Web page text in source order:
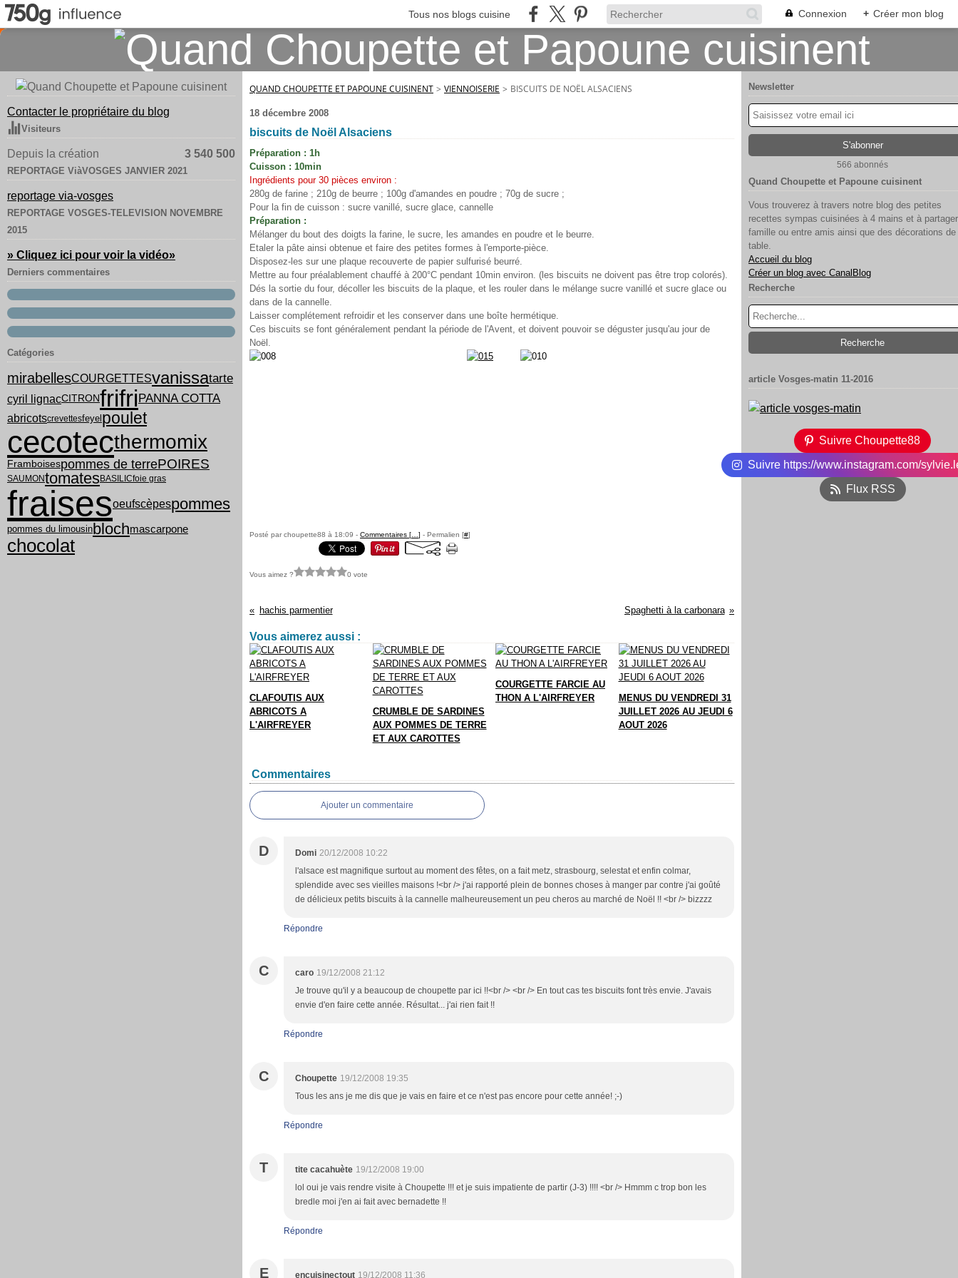
Tous nos blogs cuisine Connexion + Créer mon blog
Contacter le propriétaire du blog
Visiteurs
Depuis la création 3 540 500
REPORTAGE ViàVOSGES JANVIER 2021
reportage via-vosges
REPORTAGE VOSGES-TELEVISION NOVEMBRE
2015
» Cliquez ici pour voir la vidéo»
Derniers commentaires
Catégories
mirabellesCOURGETTESvanissatarte
cyril lignacCITRONfrifriPANNA COTTA
abricotscrevettesfeyelpoulet
cecotecthermomix
Framboisespommes de terrePOIRES
SAUMONtomatesBASILICfoie gras
fraisesoeufscèpespommes
pommes du limousinblochmascarpone
chocolat
QUAND CHOUPETTE ET PAPOUNE CUISINENT > VIENNOISERIE > BISCUITS DE NOËL ALSACIENS
18 décembre 2008
biscuits de Noël Alsaciens
Préparation : 1h
Cuisson : 10min
Ingrédients pour 30 pièces environ :
280g de farine ; 210g de beurre ; 100g d'amandes en poudre ; 70g de sucre ;
Pour la fin de cuisson : sucre vanillé, sucre glace, cannelle
Préparation :
Mélanger du bout des doigts la farine, le sucre, les amandes en poudre et le beurre.
Etaler la pâte ainsi obtenue et faire des petites formes à l'emporte-pièce.
Disposez-les sur une plaque recouverte de papier sulfurisé beurré.
Mettre au four préalablement chauffé à 200°C pendant 10min environ. (les biscuits ne doivent pas être trop colorés).
Dés la sortie du four, décoller les biscuits de la plaque, et les rouler dans le mélange sucre vanillé et sucre glace ou
dans de la cannelle.
Laisser complétement refroidir et les conserver dans une boîte hermétique.
Ces biscuits se font généralement pendant la période de l'Avent, et doivent pouvoir se déguster jusqu'au jour de
Noël.
Posté par choupette88 à 18:09 - Commentaires [ ] - Permalien [#]
Vous aimez ? 0 vote
hachis parmentier Spaghetti à la carbonara
Vous aimerez aussi :
CLAFOUTIS AUX
ABRICOTS A
L'AIRFREYER
CRUMBLE DE SARDINES
AUX POMMES DE TERRE
ET AUX CAROTTES
COURGETTE FARCIE AU
THON A L'AIRFREYER
MENUS DU VENDREDI 31
JUILLET 2026 AU JEUDI 6
AOUT 2026
Commentaires
Ajouter un commentaire
D Domi 20/12/2008 10:22
l'alsace est magnifique surtout au moment des fêtes, on a fait metz, strasbourg, selestat et enfin colmar,
splendide avec ses vieilles maisons !<br /> j'ai rapporté plein de bonnes choses à manger par contre j'ai goûté
de délicieux petits biscuits à la cannelle malheureusement un peu cheros au marché de Noël !! <br /> bizzzz
Répondre
C caro 19/12/2008 21:12
Je trouve qu'il y a beaucoup de choupette par ici !!<br /> <br /> En tout cas tes biscuits font très envie. J'avais
envie d'en faire cette année. Résultat... j'ai rien fait !!
Répondre
C Choupette 19/12/2008 19:35
Tous les ans je me dis que je vais en faire et ce n'est pas encore pour cette année! ;-)
Répondre
T tite cacahuète 19/12/2008 19:00
lol oui je vais rendre visite à Choupette !!! et je suis impatiente de partir (J-3) !!!! <br /> Hmmm c trop bon les
bredle moi j'en ai fait avec bernadette !!
Répondre
E encuisinectout 19/12/2008 11:36
Newsletter
566 abonnés
Quand Choupette et Papoune cuisinent
Vous trouverez à travers notre blog des petites
recettes sympas cuisinées à 4 mains et à
famille ou entre amis ainsi que des décorations de
table.
Accueil du blog
Créer un blog avec CanalBlog
Recherche
article Vosges-matin 11-2016
Suivre Choupette88
Suivre https://www.instagram.com/
Flux RSS